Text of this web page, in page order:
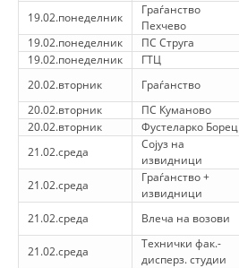
ЗА НАС
ДЕЈСТВУВАЊЕ
ПРИРАЧНИЦИ
СТРАТЕГИИ
19.02.понеделник
Граѓанство
Пехчево
19.02.понеделник
ПС Струга
19.02.понеделник
ГТЦ
20.02.вторник
Граѓанство
20.02.вторник
ПС Куманово
20.02.вторник
Фустеларко Борец
21.02.среда
Сојуз на
извидници
21.02.среда
Граѓанство +
извидници
21.02.среда Влеча на возови
21.02.среда
Технички фак.-
дисперз. студии